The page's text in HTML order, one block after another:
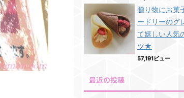
贈り物にお菓
ードリーのグ
て嬉しい人気
ツ★
57,191ビュー
最近の投稿